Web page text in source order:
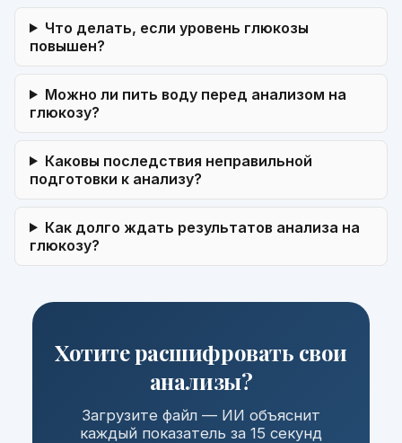
Что делать, если уровень глюкозы
повышен?
Можно ли пить воду перед анализом на
глюкозу?
Каковы последствия неправильной
подготовки к анализу?
Как долго ждать результатов анализа на
глюкозу?
Хотите расшифровать свои
анализы?
Загрузите файл — ИИ объяснит
каждый показатель за 15 секунд